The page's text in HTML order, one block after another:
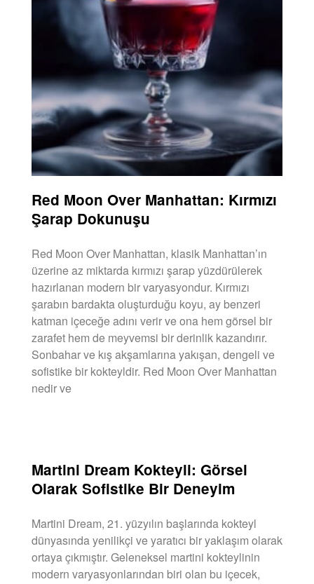
Red Moon Over Manhattan: Kırmızı
Şarap Dokunuşu
Red Moon Over Manhattan, klasik Manhattan’ın
üzerine az miktarda kırmızı şarap yüzdürülerek
hazırlanan modern bir varyasyondur. Kırmızı
şarabın bardakta oluşturduğu koyu, ay benzeri
katman içeceğe adını verir ve ona hem görsel bir
zarafet hem de meyvemsi bir derinlik kazandırır.
Sonbahar ve kış akşamlarına yakışan, dengeli ve
sofistike bir kokteyldir. Red Moon Over Manhattan
nedir ve
Martini Dream Kokteyli: Görsel
Olarak Sofistike Bir Deneyim
Martini Dream, 21. yüzyılın başlarında kokteyl
dünyasında yenilikçi ve yaratıcı bir yaklaşım olarak
ortaya çıkmıştır. Geleneksel martini kokteylinin
modern varyasyonlarından biri olan bu içecek,